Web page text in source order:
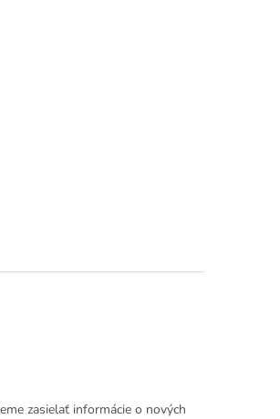
zasielať informácie o nových